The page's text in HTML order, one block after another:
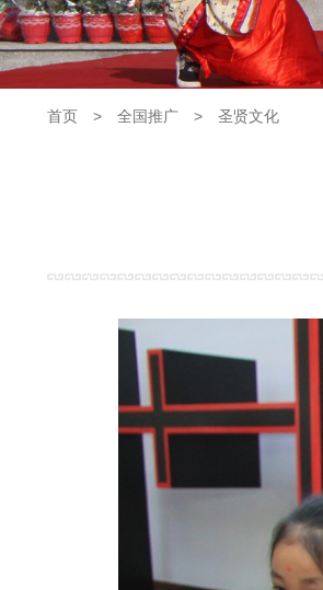
首页 > 全国推广 > 圣贤文化